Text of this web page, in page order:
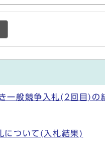
一般競争入札(2回目)の
について(入札結果)